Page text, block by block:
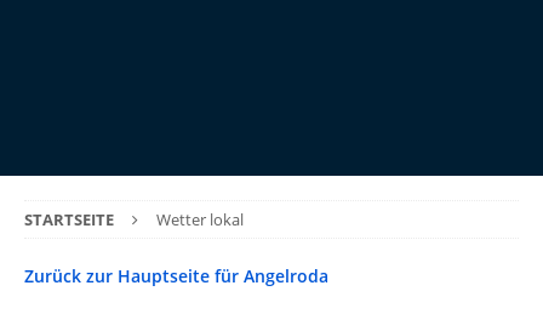
STARTSEITE Wetter lokal
Zurück zur Hauptseite für Angelroda